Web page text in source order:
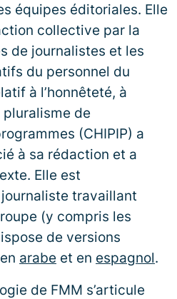
équipes éditoriales. Elle
collective par la
de journalistes et les
du personnel du
à l’honnêteté, à
pluralisme de
(CHIPIP) a
à sa rédaction et a
Elle est
travaillant
(y compris les
de versions
arabe et en espagnol.
de FMM s’articule